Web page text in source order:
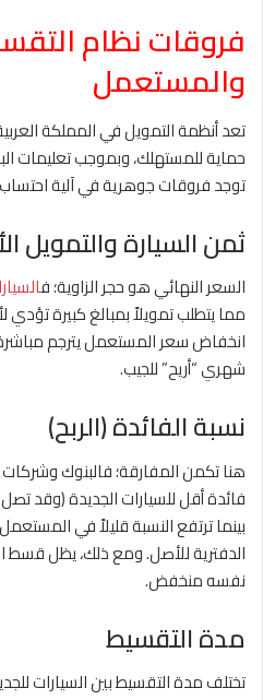
فروقات نظام
والمستعمل
تعد أنظمة التمويل في المملكة
حماية للمستهلك، وبموجب تعليمات
توجد فروقات جوهرية في آلية
ثمن السيارة والتمويل
السعر النهائي هو حجر الزاوية؛ ف
مما يتطلب تمويلاً بمبالغ كبيرة
انخفاض سعر المستعمل يترجم
شهري “أريح” للجيب.
نسبة الفائدة (الربح)
هنا تكمن المفارقة؛ فالبنوك وشركات
بينما ترتفع النسبة قليلاً في
الدفترية للأصل. ومع ذلك، يظل قسط
نفسه منخفض.
مدة التقسيط
تختلف مدة التقسيط بين السيارات